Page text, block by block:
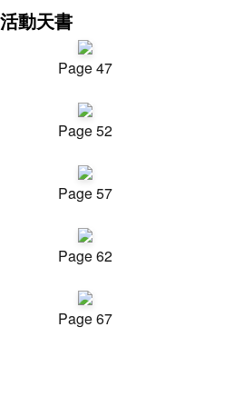
活動天書
Page 47
Page 52
Page 57
Page 62
Page 67